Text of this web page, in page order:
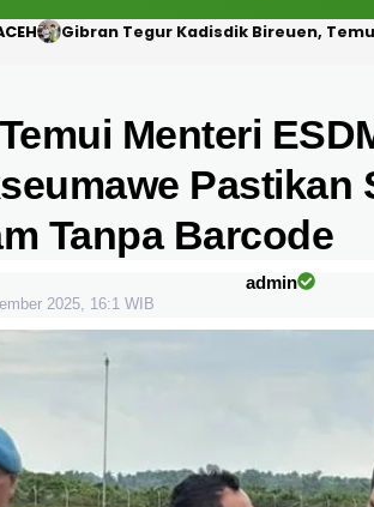
PHE NSO Klarifikasi Dugaan Bau
Menteri
Pastikan
Tanpa Barcode
admin
2025, 16:1 WIB